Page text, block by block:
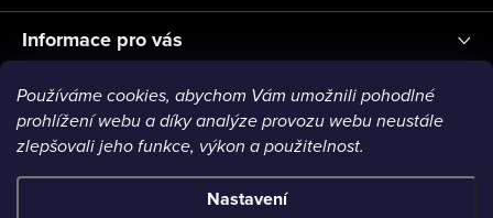
Používáme cookies, abychom Vám umožnili pohodlné
prohlížení webu a díky analýze provozu webu neustále
zlepšovali jeho funkce, výkon a použitelnost.
Nastavení
Informace pro vás
Blog